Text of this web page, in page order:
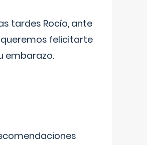
tardes Rocío, ante
felicitarte
embarazo.